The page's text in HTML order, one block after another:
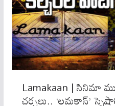
Lamakaan | సినిమా
చర్చలు.. ‘లమకాన్’